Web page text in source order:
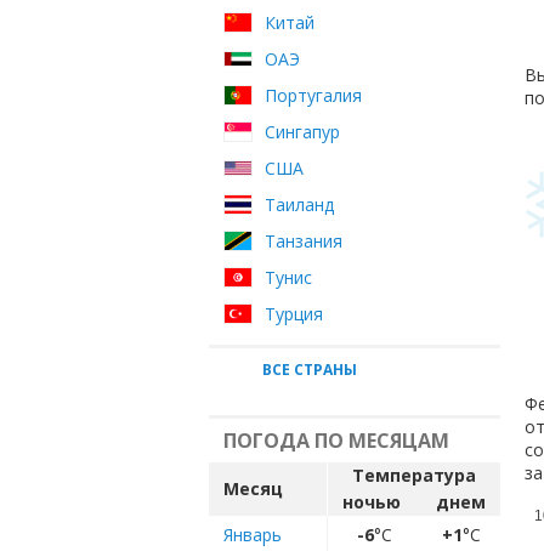
Китай
ОАЭ
Португалия
Сингапур
США
Таиланд
Танзания
Тунис
Турция
ВСЕ СТРАНЫ
ПОГОДА ПО МЕСЯЦАМ
Месяц
Температура
ночью
днем
Январь
-6°C +1°C